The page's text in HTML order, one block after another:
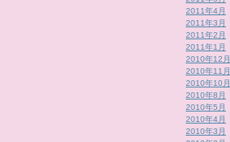
2011年4月
2011年3月
2011年2月
2011年1月
2010年12月
2010年11月
2010年10月
2010年8月
2010年5月
2010年4月
2010年3月